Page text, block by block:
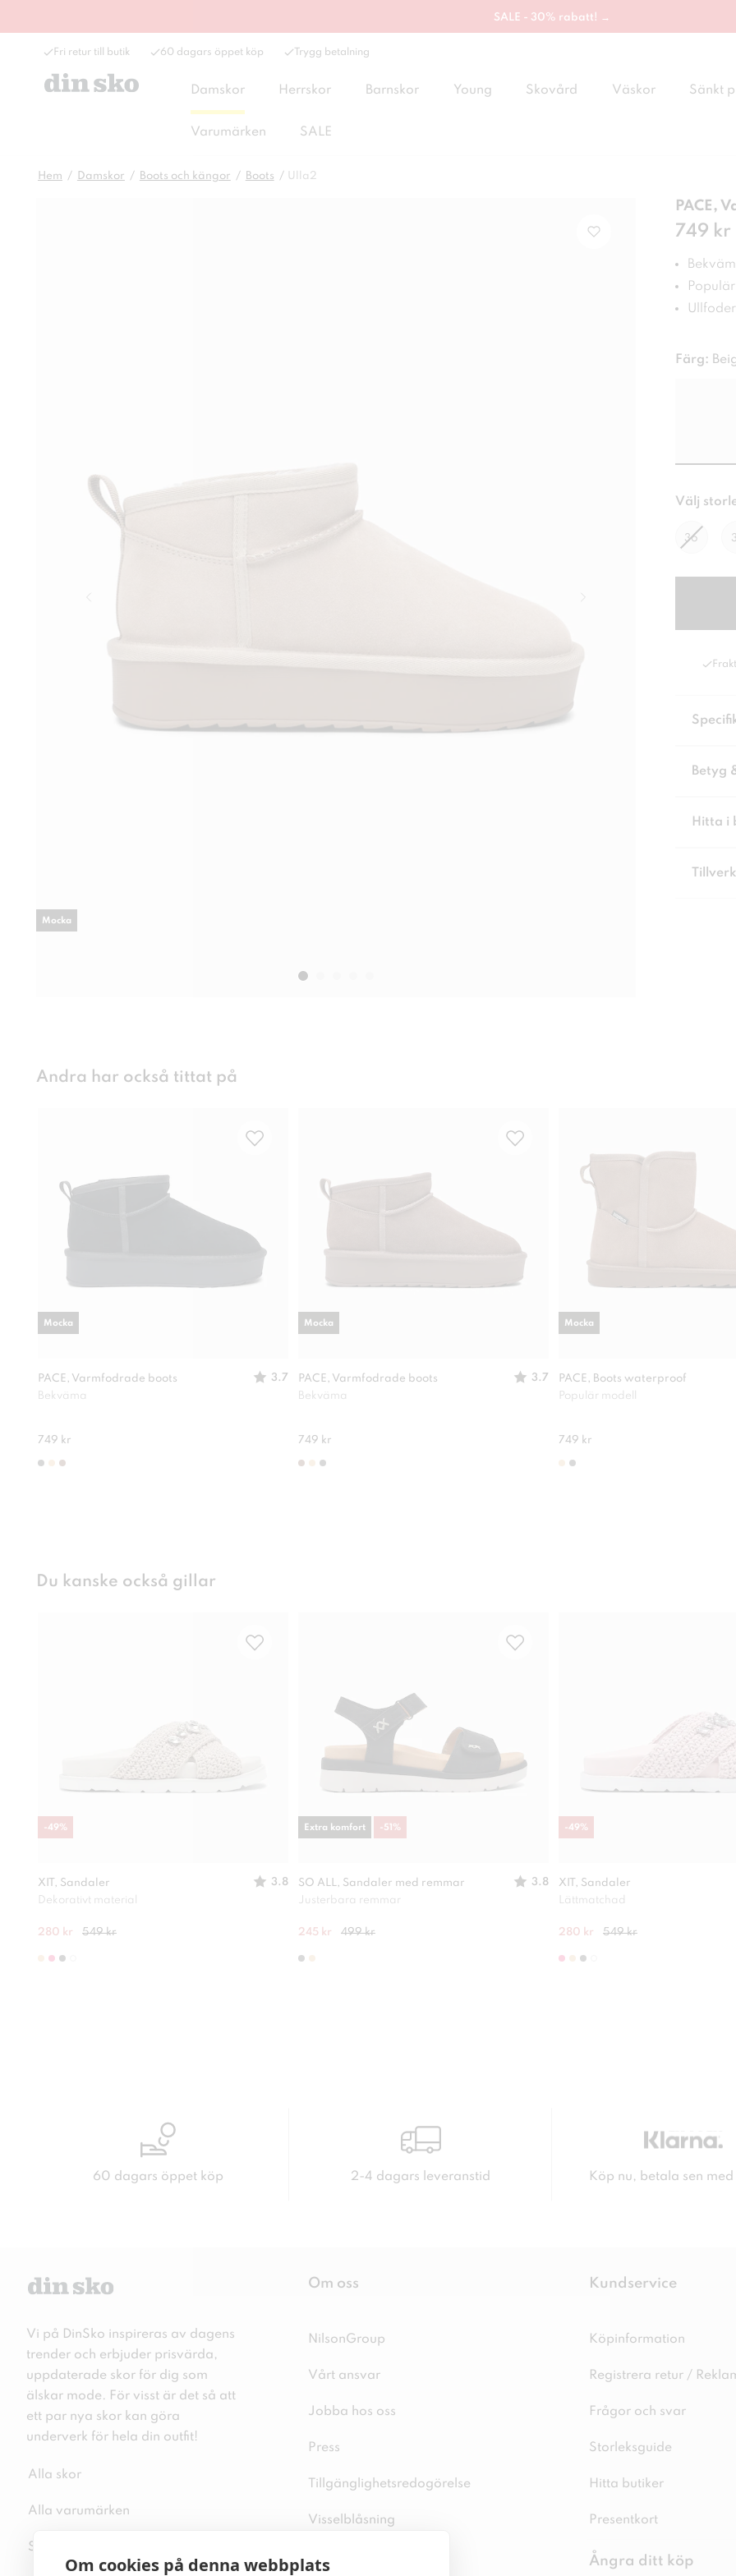
Om cookies på denna webbplats
SALE - 30% rabatt! →
Fri retur till butik 60 dagars öppet köp Trygg betalning
Damskor Herrskor Barnskor Young Skovård Väskor Sänkt
Varumärken SALE
Hem Damskor Boots och kängor Boots Ulla2
Mocka
PACE,
Pris:
749 kr
Ullfoder
Färg:
Välj
36
Betyg
Hitta i
Andra har också tittat på
PACE, Varmfodrade boots
3.7
Bekväma
749 kr
Mocka
PACE, Varmfodrade boots
3.7
Bekväma
749 kr
Mocka
PACE, Boots waterproof
Populär modell
749 kr
Mocka
Du kanske också gillar
XIT, Sandaler
3.8
Dekorativt material
280 kr 549 kr
-49%
SO ALL, Sandaler med remmar
3.8
Justerbara remmar
245 kr 499 kr
Extra komfort -51 %
XIT, Sandaler
Lättmatchad
280 kr 549 kr
-49%
60 dagars öppet köp 2-4 dagars leveranstid Köp nu, betala sen
Vi på DinSko inspireras av dagens
trender och erbjuder prisvärda,
uppdaterade skor för dig som
älskar mode. För visst är det så att
ett par nya skor kan göra
underverk för hela din outfit!
Alla skor
Alla varumärken
Sitemap
Om oss
NilsonGroup
Vårt ansvar
Jobba hos oss
Press
Tillgänglighetsredogörelse
Visselblåsning
Kundservice
Köpinformation
Registrera retur /
Frågor och svar
Storleksguide
Hitta butiker
Presentkort
Ångra ditt köp